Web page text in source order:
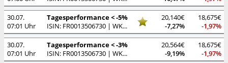
30.07.
07:01 Uhr
Tagesperformance < -5% 20,140€
18,675€
ISIN: FR0013506730 | WKN: A2P22Y
-7,27% -1,97%
30.07.
07:01 Uhr
Tagesperformance < -3% 20,564€
18,675€
ISIN: FR0013506730 | WKN: A2P22Y
-9,19% -1,97%